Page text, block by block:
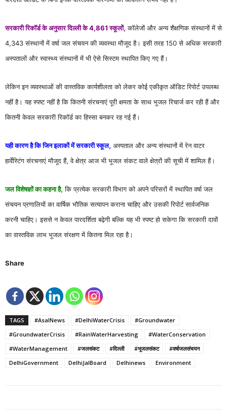
सरकारी रिकॉर्ड के अनुसार दिल्ली के 4,861 स्कूलों, कॉलेजों और अन्य शैक्षणिक संस्थानों में से
4,343 संस्थानों में वर्षा जल संचयन की व्यवस्था मौजूद है। इसी तरह 150 से अधिक सरकारी
अस्पतालों और स्वास्थ्य संस्थानों में भी ऐसे सिस्टम स्थापित किए गए हैं।
लेकिन इन व्यवस्थाओं की वास्तविक कार्यशीलता को लेकर कोई एकीकृत ऑडिट रिपोर्ट उपलब्ध
नहीं है। यह स्पष्ट नहीं है कि कितनी संरचनाएं पूरी क्षमता के साथ भूजल रिचार्ज कर रही हैं और
कितनी केवल सरकारी रिकॉर्ड का हिस्सा बनकर रह गई हैं।
यही कारण है कि जिन इलाकों में सरकारी स्कूल, अस्पताल और अन्य संस्थानों में रेन वाटर
हार्वेस्टिंग संरचनाएं मौजूद हैं, वे क्षेत्र आज भी भूजल संकट वाले क्षेत्रों की सूची में शामिल हैं।
जल विशेषज्ञों का कहना है, कि प्रत्येक सरकारी विभाग को अपने परिसरों में स्थापित वर्षा जल
संचयन प्रणालियों का वार्षिक भौतिक सत्यापन कराना चाहिए और उसकी रिपोर्ट सार्वजनिक
करनी चाहिए। इससे न केवल पारदर्शिता बढ़ेगी बल्कि यह भी स्पष्ट हो सकेगा कि सरकारी दावों
का वास्तविक लाभ भूजल संरक्षण में कितना मिल रहा है।
Share
TAGS #AsalNews #DelhiWaterCrisis
#Groundwater
#GroundwaterCrisis
#RainWaterHarvesting
#WaterConservation
#WaterManagement
#जलसंकट #दिल्ली #भूजलसंकट
#वर्षाजलसंचयन
DelhiGovernment
DelhiJalBoard Delhinews Environment